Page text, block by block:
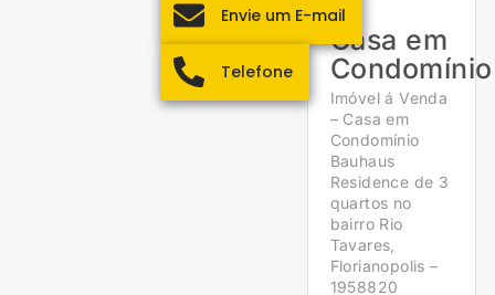
Casa em
Condomínio
Imóvel á Venda
– Casa em
Condomínio
Bauhaus
Residence de 3
quartos no
bairro Rio
Tavares,
Florianopolis –
1958820
Envie um E-mail
Telefone